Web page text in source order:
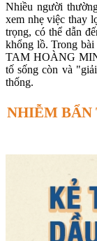
Nhiều người
xem nhẹ việc thay
trọng, có thể dẫn
khổng lồ. Trong bài
TAM HOÀNG
tố sống còn và
thống.
NHIỄM BẨN